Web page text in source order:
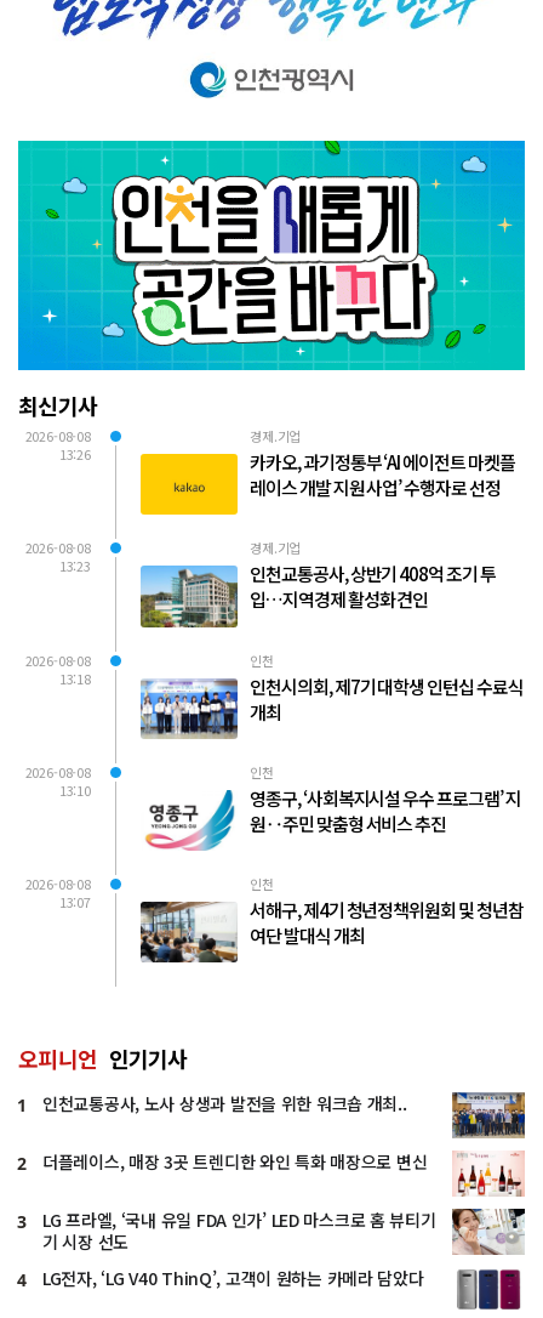
최신기사
2026-08-08
13:26
경제.기업
카카오, 과기정통부 ‘AI 에이전트 마켓플
레이스 개발 지원 사업’ 수행자로 선정
2026-08-08
13:23
경제.기업
인천교통공사, 상반기 408억 조기 투
입…지역경제 활성화 견인
2026-08-08
13:18
인천
인천시의회, 제7기 대학생 인턴십 수료식
개최
2026-08-08
13:10
인천
영종구, ‘사회복지시설 우수 프로그램’ 지
원‥주민 맞춤형 서비스 추진
2026-08-08
13:07
인천
서해구, 제4기 청년정책위원회 및 청년참
여단 발대식 개최
오피니언 인기기사
1 인천교통공사, 노사 상생과 발전을 위한 워크숍 개최..
2 더플레이스, 매장 3곳 트렌디한 와인 특화 매장으로 변신
3
LG 프라엘, ‘국내 유일 FDA 인가’ LED 마스크로 홈 뷰티기
기 시장 선도
4 LG전자, ‘LG V40 ThinQ’, 고객이 원하는 카메라 담았다